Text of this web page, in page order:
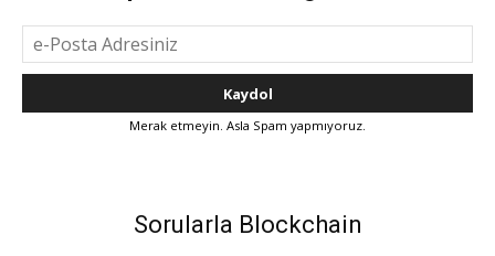
Merak etmeyin. Asla Spam yapmıyoruz.
Sorularla Blockchain